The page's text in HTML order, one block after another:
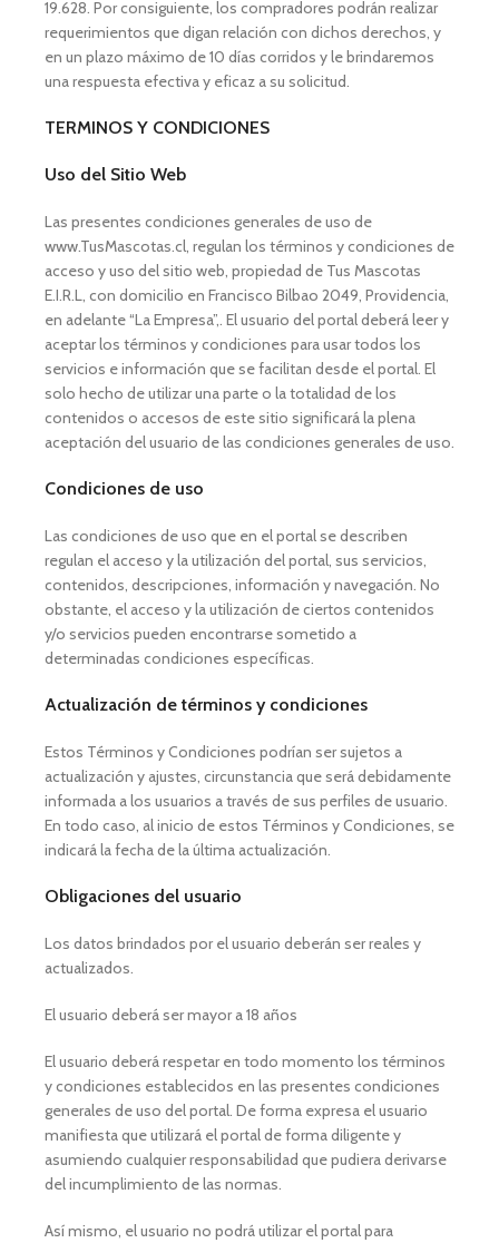
19.628. Por consiguiente, los compradores podrán realizar
requerimientos que digan relación con dichos derechos, y
en un plazo máximo de 10 días corridos y le brindaremos
una respuesta efectiva y eficaz a su solicitud.
TERMINOS Y CONDICIONES
Uso del Sitio Web
Las presentes condiciones generales de uso de
www.TusMascotas.cl, regulan los términos y condiciones de
acceso y uso del sitio web, propiedad de Tus Mascotas
E.I.R.L, con domicilio en Francisco Bilbao 2049, Providencia,
en adelante “La Empresa”,. El usuario del portal deberá leer y
aceptar los términos y condiciones para usar todos los
servicios e información que se facilitan desde el portal. El
solo hecho de utilizar una parte o la totalidad de los
contenidos o accesos de este sitio significará la plena
aceptación del usuario de las condiciones generales de uso.
Condiciones de uso
Las condiciones de uso que en el portal se describen
regulan el acceso y la utilización del portal, sus servicios,
contenidos, descripciones, información y navegación. No
obstante, el acceso y la utilización de ciertos contenidos
y/o servicios pueden encontrarse sometido a
determinadas condiciones específicas.
Actualización de términos y condiciones
Estos Términos y Condiciones podrían ser sujetos a
actualización y ajustes, circunstancia que será debidamente
informada a los usuarios a través de sus perfiles de usuario.
En todo caso, al inicio de estos Términos y Condiciones, se
indicará la fecha de la última actualización.
Obligaciones del usuario
Los datos brindados por el usuario deberán ser reales y
actualizados.
El usuario deberá ser mayor a 18 años
El usuario deberá respetar en todo momento los términos
y condiciones establecidos en las presentes condiciones
generales de uso del portal. De forma expresa el usuario
manifiesta que utilizará el portal de forma diligente y
asumiendo cualquier responsabilidad que pudiera derivarse
del incumplimiento de las normas.
Así mismo, el usuario no podrá utilizar el portal para